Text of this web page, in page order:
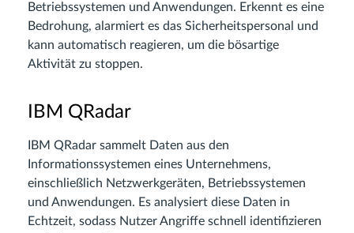
Betriebssystemen und Anwendungen. Erkennt es eine
Bedrohung, alarmiert es das Sicherheitspersonal und
kann automatisch reagieren, um die bösartige
Aktivität zu stoppen.
IBM QRadar
IBM QRadar sammelt Daten aus den
Informationssystemen eines Unternehmens,
einschließlich Netzwerkgeräten, Betriebssystemen
und Anwendungen. Es analysiert diese Daten in
Echtzeit, sodass Nutzer Angriffe schnell identifizieren